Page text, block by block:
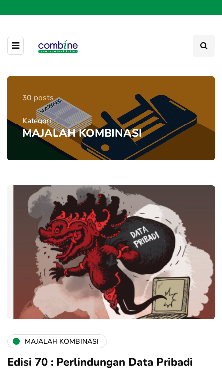
30 posts
Kategori
MAJALAH KOMBINASI
MAJALAH KOMBINASI
Edisi 70 : Perlindungan Data Pribadi